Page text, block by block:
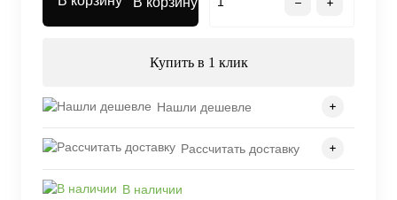
Купить в 1 клик
Нашли дешевле
Рассчитать доставку
В наличии